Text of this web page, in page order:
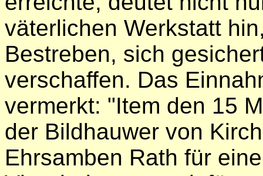
väterlichen Werkstatt
Bestreben, sich
verschaffen. Das
vermerkt: "Item den 15
der Bildhauwer von
Ehrsamben Rath für